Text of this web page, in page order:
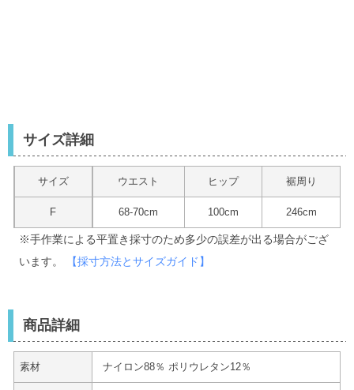
サイズ詳細
サイズ ウエスト ヒップ 裾周り
F 68-70cm 100cm 246cm
※手作業による平置き採寸のため多少の誤差が出る場合がござ
います。
【採寸方法とサイズガイド】
商品詳細
素材 ナイロン88％ ポリウレタン12％